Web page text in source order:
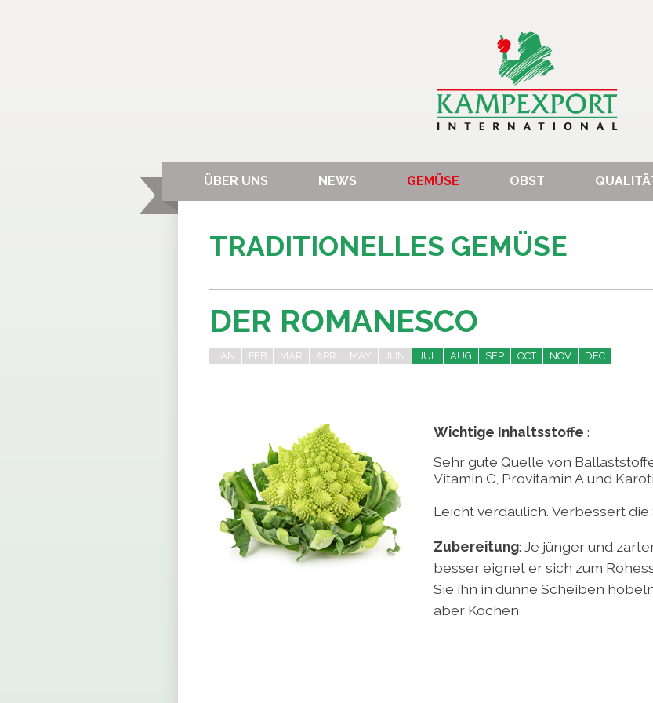
ÜBER UNS NEWS GEMÜSE OBST
TRADITIONELLES GEMÜSE
DER ROMANESCO
JAN FEB MAR APR MAY JUN JUL AUG SEP OCT NOV DEC
Wichtige Inhaltsstoffe :
Sehr gute Quelle von
Vitamin C, Provitamin A und
Leicht verdaulich. Verbessert die
Zubereitung: Je jünger und
besser eignet er sich zum
Sie ihn in dünne Scheiben
aber Kochen